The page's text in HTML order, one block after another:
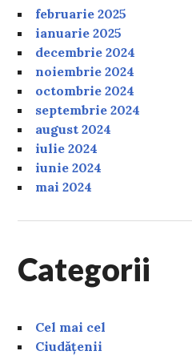
februarie 2025
ianuarie 2025
decembrie 2024
noiembrie 2024
octombrie 2024
septembrie 2024
august 2024
iulie 2024
iunie 2024
mai 2024
Categorii
Cel mai cel
Ciudățenii